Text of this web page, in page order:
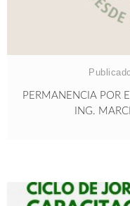
PERMANENCIA POR
ING.